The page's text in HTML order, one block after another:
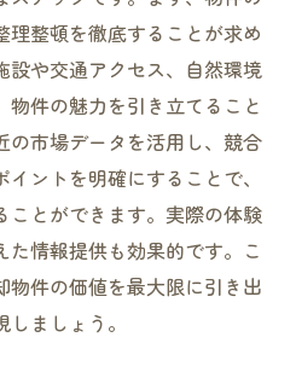
整頓を徹底することが求め
設や交通アクセス、自然環境
物件の魅力を引き立てること
の市場データを活用し、競合
ントを明確にすることで、
ことができます。実際の体験
情報提供も効果的です。こ
物件の価値を最大限に引き出
ましょう。